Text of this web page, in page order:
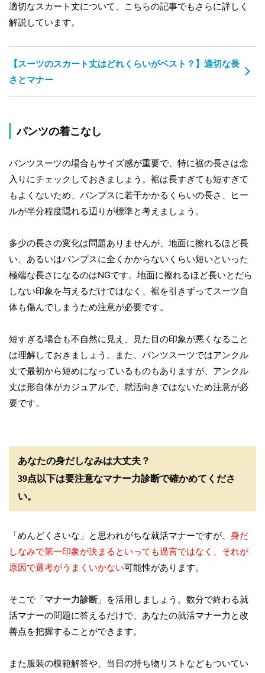
適切なスカート丈について、こちらの記事でもさらに詳しく
解説しています。
【スーツのスカート丈はどれくらいがベスト？】適切な長
さとマナー
パンツの着こなし
パンツスーツの場合もサイズ感が重要で、特に裾の長さは念
入りにチェックしておきましょう。裾は長すぎても短すぎて
もよくないため、パンプスに若干かかるくらいの長さ、ヒー
ルが半分程度隠れる辺りが標準と考えましょう。
多少の長さの変化は問題ありませんが、地面に擦れるほど長
い、あるいはパンプスに全くかからないくらい短いといった
極端な長さになるのはNGです。地面に擦れるほど長いとだら
しない印象を与えるだけではなく、裾を引きずってスーツ自
体も傷んでしまうため注意が必要です。
短すぎる場合も不自然に見え、見た目の印象が悪くなること
は理解しておきましょう。また、パンツスーツではアンクル
丈で最初から短めになっているものもありますが、アンクル
丈は形自体がカジュアルで、就活向きではないため注意が必
要です。
あなたの身だしなみは大丈夫？
39点以下は要注意なマナー力診断で確かめてくださ
い。
「めんどくさいな」と思われがちな就活マナーですが、 身だ
しなみで第一印象が決まるといっても過言ではなく、それが
原因で選考がうまくいかない可能性があります。
そこで「マナー力診断」を活用しましょう。数分で終わる就
活マナーの問題に答えるだけで、あなたの就活マナー力と改
善点を把握することができます。
また服装の模範解答や、当日の持ち物リストなどもついてい